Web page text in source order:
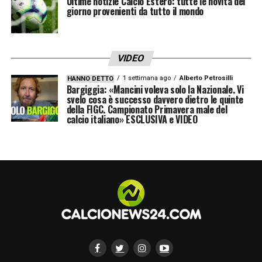
473 e 483 del digitale terrestre), Sky Sport
(numero 251 del satellite)
Dove vederla in streaming:Sky Go, Now Tv
Luigi Ferraris (Genova)
Arbitro:
Michael Fabbri di Ravenna
Scopri di piú suPokerstarsnews.it
giorno provenienti da tutto il mondo
VIDEO
HANNO DETTO 1 settimana ago Alberto Petrosilli
Bargiggia: «Mancini voleva solo la Nazionale. Vi
svelo cosa è successo davvero dietro le quinte
della FIGC. Campionato Primavera male del
calcio italiano» ESCLUSIVA e VIDEO